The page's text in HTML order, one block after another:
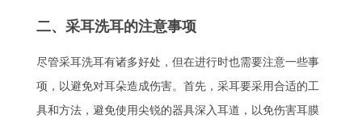
二、采耳洗耳的注意事项
尽管采耳洗耳有诸多好处，但在进行时也需要注意一些事
项，以避免对耳朵造成伤害。首先，采耳要采用合适的工
具和方法，避免使用尖锐的器具深入耳道，以免伤害耳膜